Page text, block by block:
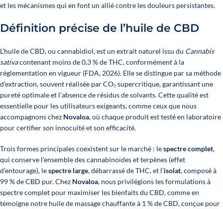
et les mécanismes qui en font un allié contre les douleurs persistantes.
Définition précise de l’huile de CBD
L’huile de CBD, ou cannabidiol, est un extrait naturel issu du Cannabis
sativacontenant moins de 0,3 % de THC, conformément à la
réglementation en vigueur (FDA, 2026). Elle se distingue par sa méthode
d’extraction, souvent réalisée par CO₂ supercritique, garantissant une
pureté optimale et l’absence de résidus de solvants. Cette qualité est
essentielle pour les utilisateurs exigeants, comme ceux que nous
accompagnons chez Novaloa, où chaque produit est testé en laboratoire
pour certifier son innocuité et son efficacité.
Trois formes principales coexistent sur le marché : lespectre complet,
qui conserve l’ensemble des cannabinoïdes et terpènes (effet
d’entourage), lespectre large, débarrassé de THC, et l’isolat, composé à
99 % de CBD pur. Chez Novaloa, nous privilégions les formulations à
spectre complet pour maximiser les bienfaits du CBD, comme en
témoigne notre huile de massage chauffante à 1 % de CBD, conçue pour